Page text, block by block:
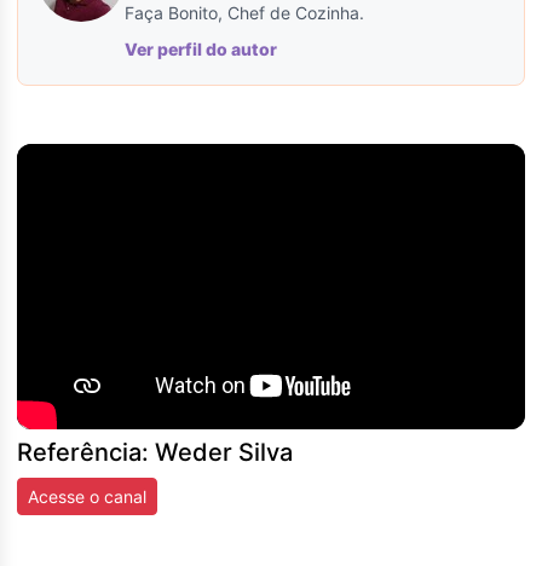
Faça Bonito, Chef de Cozinha.
Ver perfil do autor
Referência: Weder Silva
Acesse o canal